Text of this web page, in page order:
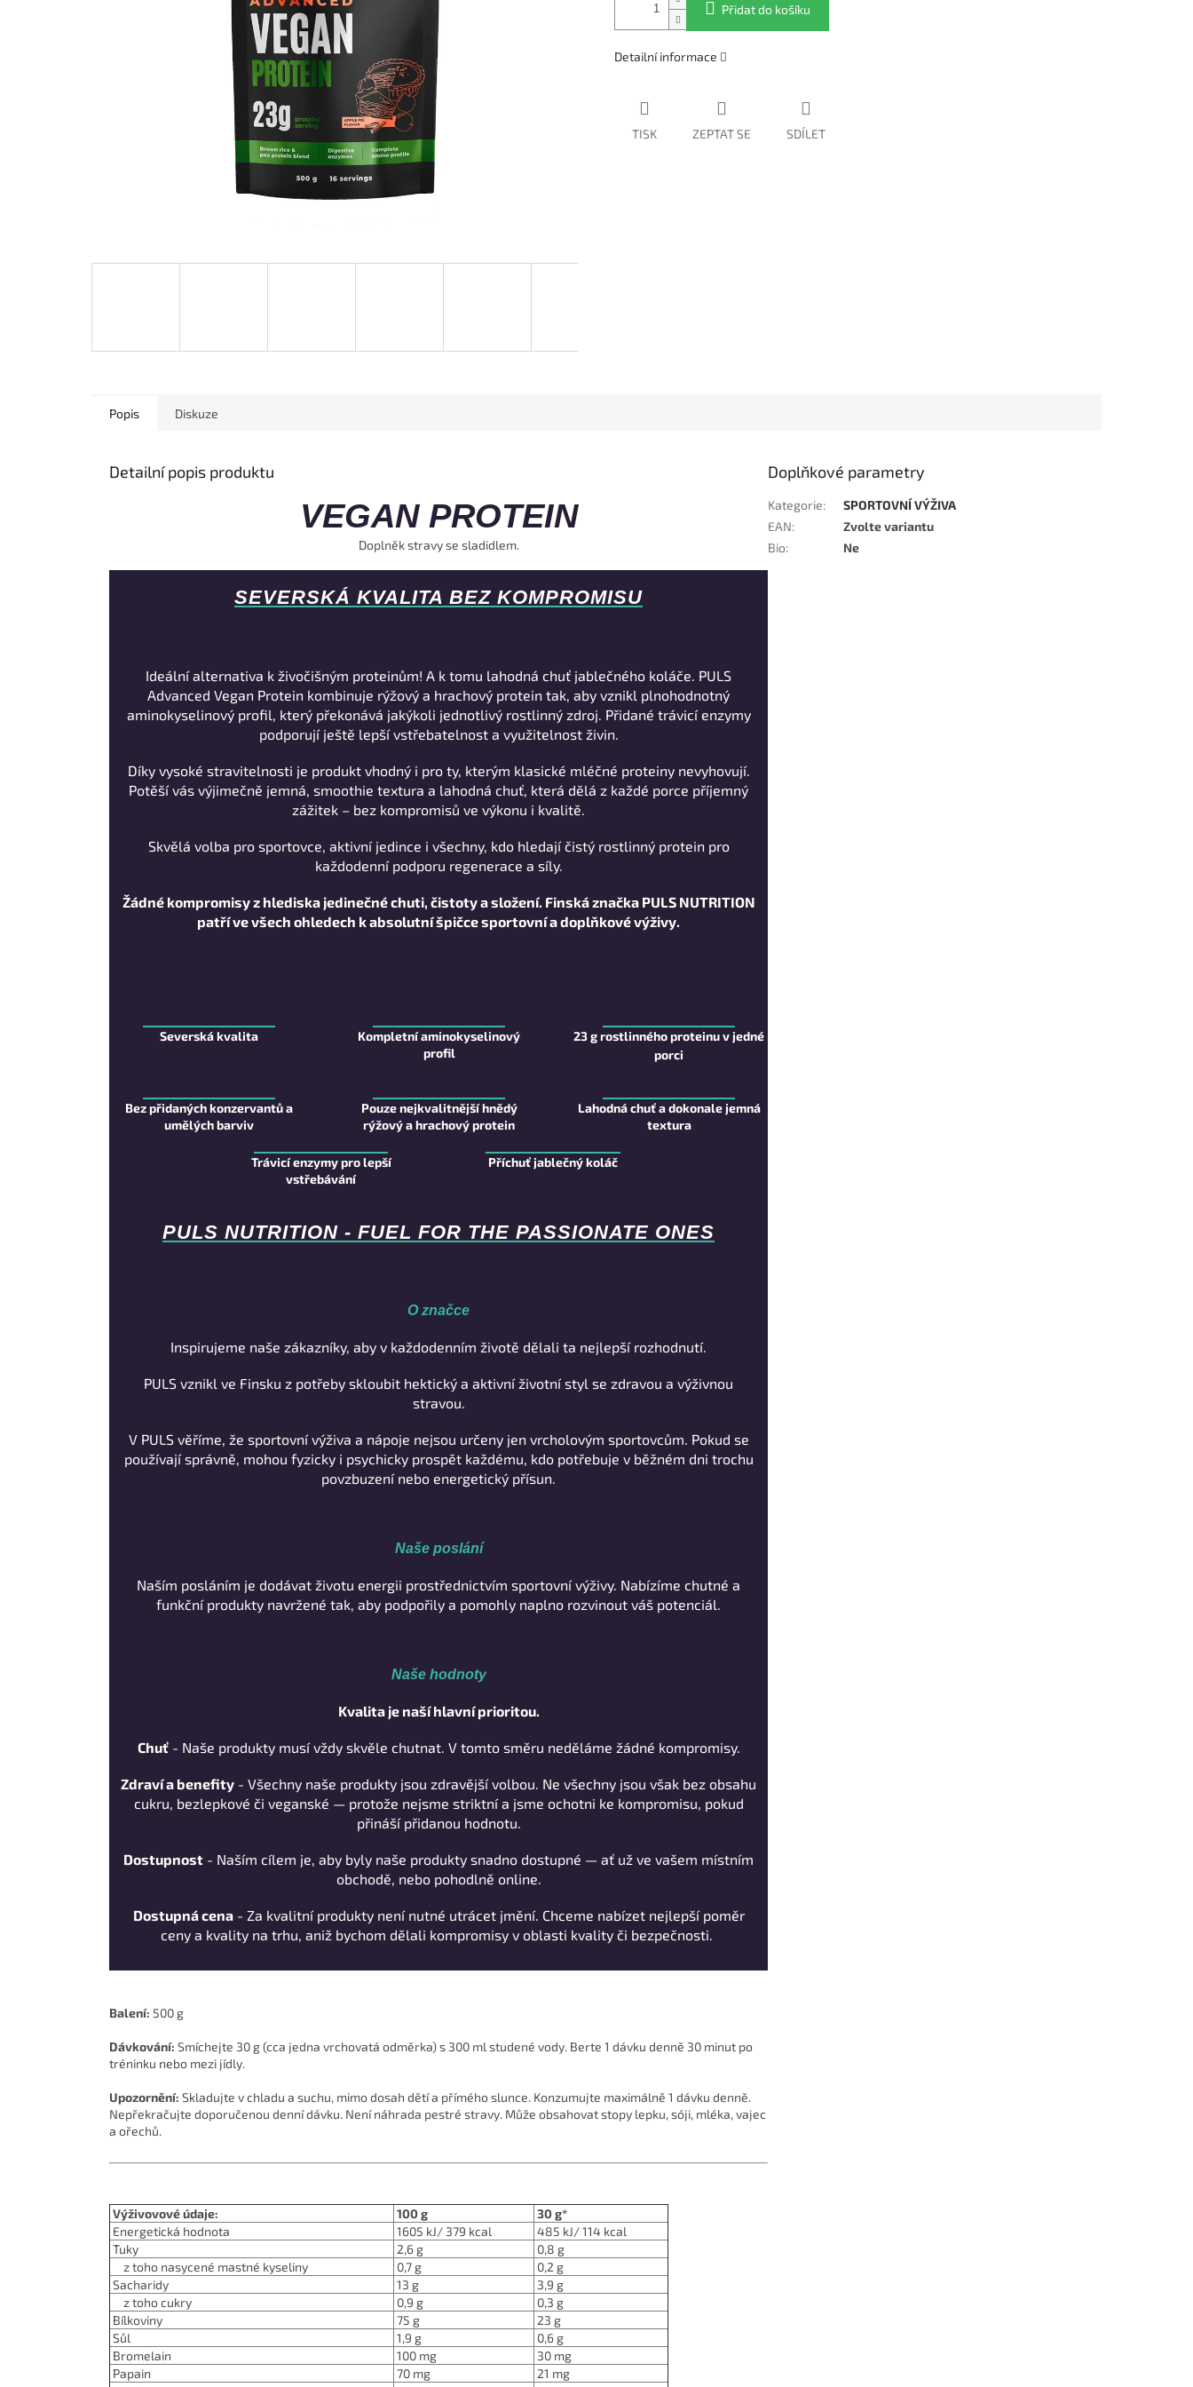
Přidat do košíku
Detailní informace
TISK ZEPTAT SE SDÍLET
Popis Diskuze
Detailní popis produktu
VEGAN PROTEIN
Doplněk stravy se sladidlem.
SEVERSKÁ KVALITA BEZ KOMPROMISU
Ideální alternativa k živočišným proteinům! A k tomu lahodná chuť jablečného koláče. PULS
Advanced Vegan Protein kombinuje rýžový a hrachový protein tak, aby vznikl plnohodnotný
aminokyselinový profil, který překonává jakýkoli jednotlivý rostlinný zdroj. Přidané trávicí enzymy
podporují ještě lepší vstřebatelnost a využitelnost živin.
Díky vysoké stravitelnosti je produkt vhodný i pro ty, kterým klasické mléčné proteiny nevyhovují.
Potěší vás výjimečně jemná, smoothie textura a lahodná chuť, která dělá z každé porce příjemný
zážitek – bez kompromisů ve výkonu i kvalitě.
Skvělá volba pro sportovce, aktivní jedince i všechny, kdo hledají čistý rostlinný protein pro
každodenní podporu regenerace a síly.
Žádné kompromisy z hlediska jedinečné chuti, čistoty a složení. Finská značka PULS NUTRITION
patří ve všech ohledech k absolutní špičce sportovní a doplňkové výživy.
Severská kvalita
Kompletní aminokyselinový
profil
23 g rostlinného proteinu v jedné
porci
Bez přidaných konzervantů a
umělých barviv
Pouze nejkvalitnější hnědý
rýžový a hrachový protein
Lahodná chuť a dokonale jemná
textura
Trávicí enzymy pro lepší
vstřebávání
Příchuť jablečný koláč
PULS NUTRITION - FUEL FOR THE PASSIONATE ONES
O značce
Inspirujeme naše zákazníky, aby v každodenním životě dělali ta nejlepší rozhodnutí.
PULS vznikl ve Finsku z potřeby skloubit hektický a aktivní životní styl se zdravou a výživnou
stravou.
V PULS věříme, že sportovní výživa a nápoje nejsou určeny jen vrcholovým sportovcům. Pokud se
používají správně, mohou fyzicky i psychicky prospět každému, kdo potřebuje v běžném dni trochu
povzbuzení nebo energetický přísun.
Naše poslání
Naším posláním je dodávat životu energii prostřednictvím sportovní výživy. Nabízíme chutné a
funkční produkty navržené tak, aby podpořily a pomohly naplno rozvinout váš potenciál.
Naše hodnoty
Kvalita je naší hlavní prioritou.
Chuť- Naše produkty musí vždy skvěle chutnat. V tomto směru neděláme žádné kompromisy.
Zdraví a benefity - Všechny naše produkty jsou zdravější volbou. Ne všechny jsou však bez obsahu
cukru, bezlepkové či veganské — protože nejsme striktní a jsme ochotni ke kompromisu, pokud
přináší přidanou hodnotu.
Dostupnost - Naším cílem je, aby byly naše produkty snadno dostupné — ať už ve vašem místním
obchodě, nebo pohodlně online.
Dostupná cena- Za kvalitní produkty není nutné utrácet jmění. Chceme nabízet nejlepší poměr
ceny a kvality na trhu, aniž bychom dělali kompromisy v oblasti kvality či bezpečnosti.
Balení: 500 g
Dávkování: Smíchejte 30 g (cca jedna vrchovatá odměrka) s 300 ml studené vody. Berte 1 dávku denně 30 minut po
tréninku nebo mezi jídly.
Upozornění: Skladujte v chladu a suchu, mimo dosah dětí a přímého slunce. Konzumujte maximálně 1 dávku denně.
Nepřekračujte doporučenou denní dávku. Není náhrada pestré stravy. Může obsahovat stopy lepku, sóji, mléka, vajec
a ořechů.
Výživovové údaje: 100 g
30 g*
Energetická hodnota
1605 kJ/ 379 kcal
485 kJ/ 114 kcal
Tuky
2,6 g
0,8 g
z toho nasycené mastné kyseliny
0,7 g
0,2 g
Sacharidy
13 g
3,9 g
z toho cukry
0,9 g
0,3 g
Bílkoviny
75 g
23 g
Sůl
1,9 g
0,6 g
Bromelain
100 mg
30 mg
Papain
70 mg
21 mg
Doplňkové parametry
Kategorie:
SPORTOVNÍ VÝŽIVA
EAN:
Zvolte variantu
Bio: Ne